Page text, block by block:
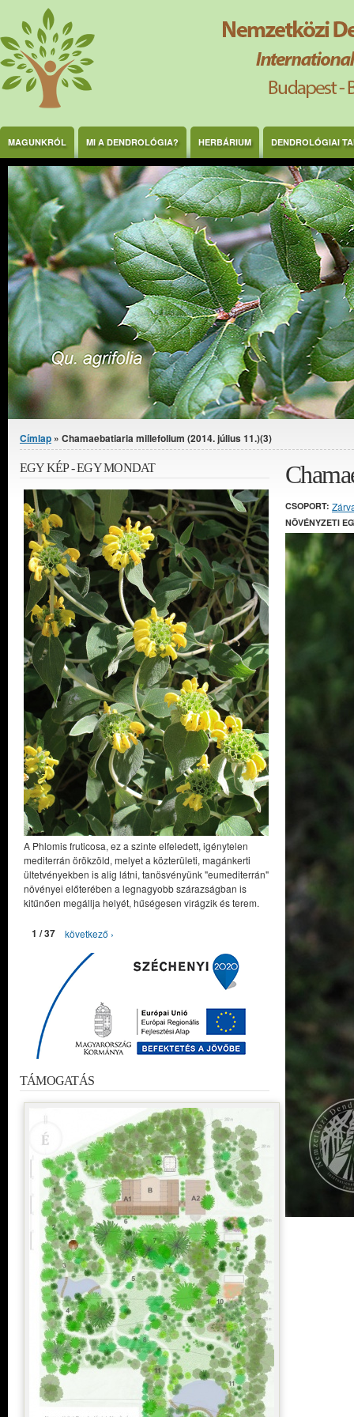
Ugrás a tartalomra
MAGUNKRÓL MI A DENDROLÓGIA? HERBÁRIUM DENDROLÓGIAI
Jelenlegi hely
Címlap » Chamaebatiaria millefolium (2014. július 11.)(3)
CSOPORT:
NÖVÉNYZETI
EGY KÉP - EGY MONDAT
A Phlomis fruticosa, ez a szinte elfeledett, igénytelen
mediterrán örökzöld, melyet a közterületi, magánkerti
ültetvényekben is alig látni, tanösvényünk "eumediterrán"
növényei előterében a legnagyobb szárazságban is
kitűnően megállja helyét, hűségesen virágzik és terem.
1 / 37 következő ›
TÁMOGATÁS